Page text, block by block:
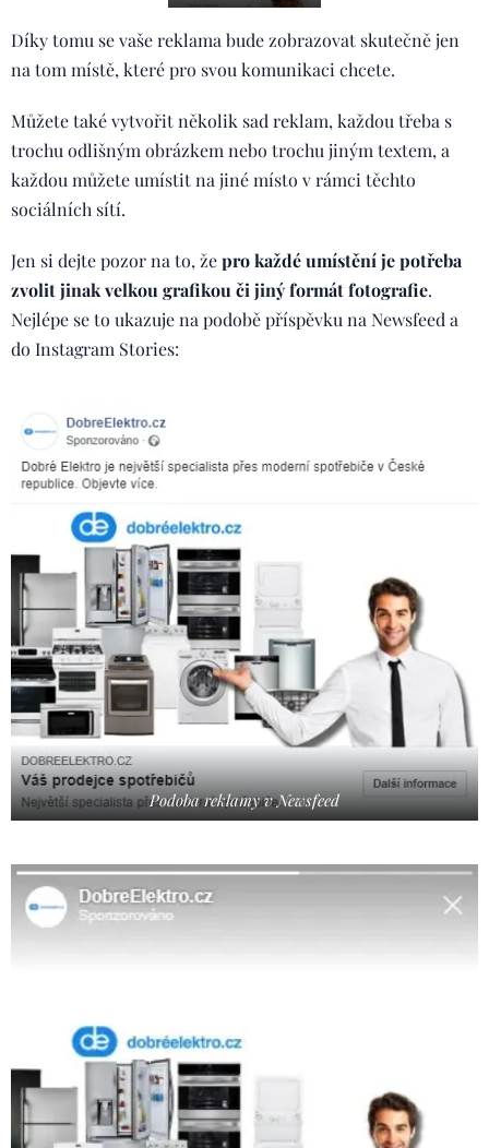
Díky tomu se vaše reklama bude zobrazovat skutečně jen
na tom místě, které pro svou komunikaci chcete.
Můžete také vytvořit několik sad reklam, každou třeba s
trochu odlišným obrázkem nebo trochu jiným textem, a
každou můžete umístit na jiné místo v rámci těchto
sociálních sítí.
Jen si dejte pozor na to, žepro každé umístění je potřeba
zvolit jinak velkou grafikou či jiný formát fotografie.
Nejlépe se to ukazuje na podobě příspěvku na Newsfeed a
do Instagram Stories:
Podoba reklamy v Newsfeed